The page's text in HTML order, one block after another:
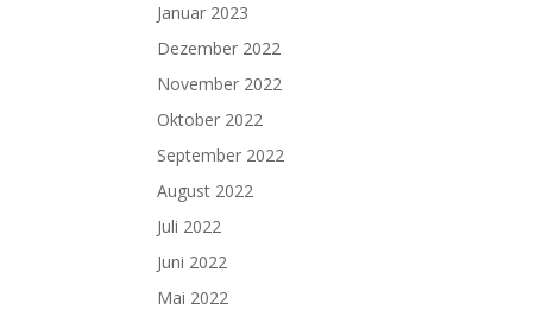
Januar 2023
Dezember 2022
November 2022
Oktober 2022
September 2022
August 2022
Juli 2022
Juni 2022
Mai 2022